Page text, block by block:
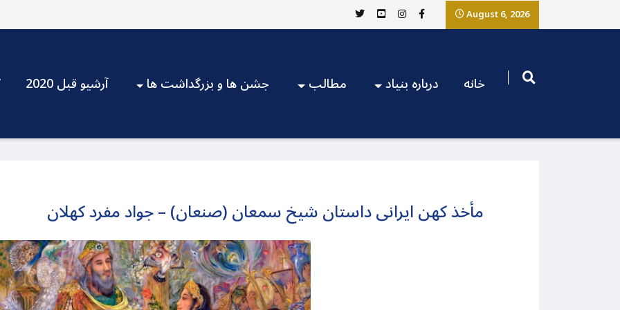
August 6, 2026
آرشیو قبل 2020 جشن ها و بزرگداشت ها مطالب درباره بنیاد خانه
مأخذ کهن ایرانی داستان شیخ سمعان (صنعان) – جواد مفرد کهلان